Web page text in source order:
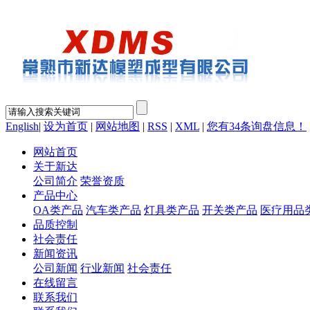
English| 设为首页 | 网站地图 | RSS | XML | 您有34条询盘信息！
网站首页
关于新达
公司简介 荣誉资质
产品中心
OA类产品 汽车类产品 灯具类产品 开关类产品 医疗用品
品质控制
社会责任
新闻资讯
公司新闻 行业新闻 社会责任
在线留言
联系我们